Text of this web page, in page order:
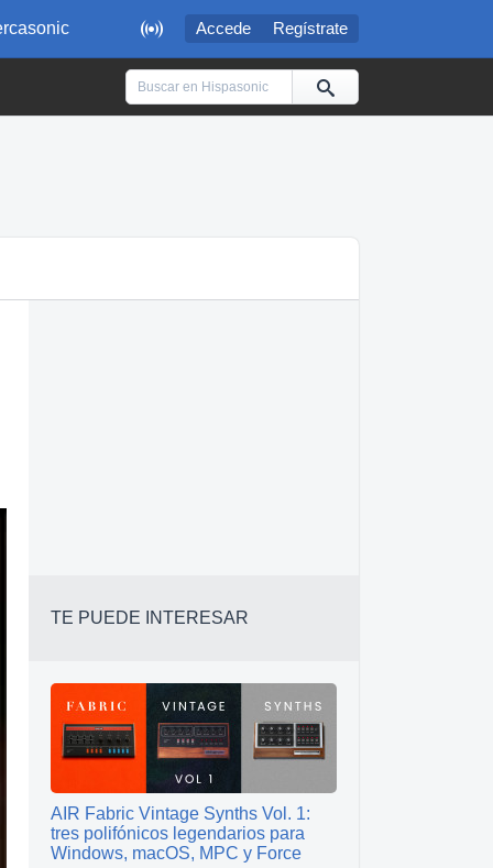
 Accede Regístrate
TE PUEDE INTERESAR
AIR Fabric Vintage Synths Vol. 1:
tres polifónicos legendarios para
Windows, macOS, MPC y Force